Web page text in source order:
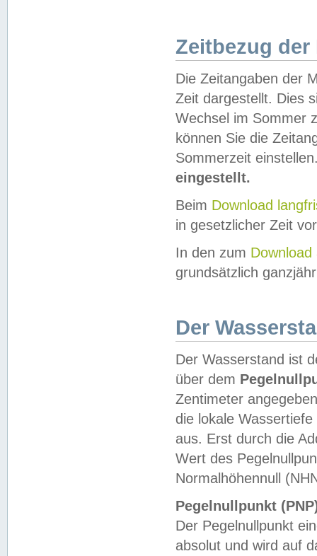
Zeitbezug der
Die Zeitangaben der
Zeit dargestellt. Dies
Wechsel im Sommer
können Sie die
Sommerzeit
eingestellt.
Beim Download
in gesetzlicher Zeit
In den zum Download
grundsätzlich
Der
Der Wasserstand ist
über dem
Zentimeter
die lokale
aus. Erst durch die
Wert des
Normalhöhennull
Pegelnullpunkt
Der Pegelnullpunkt
absolut und wird auf